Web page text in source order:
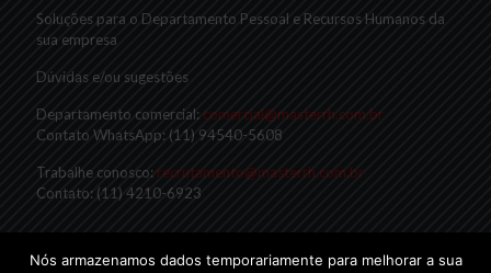
Soluções para o Departamento Pessoal e Recursos Humanos da
sua empresa
Dúvidas e/ou sugestões
Departamento comercial: comercial@masterrh.com.br
Contato WhatsApp: (11) 94540-5608
Trabalhe conosco: recrutamento@masterrh.com.br
Contato: (11) 4210-6923
Nós armazenamos dados temporariamente para melhorar a sua